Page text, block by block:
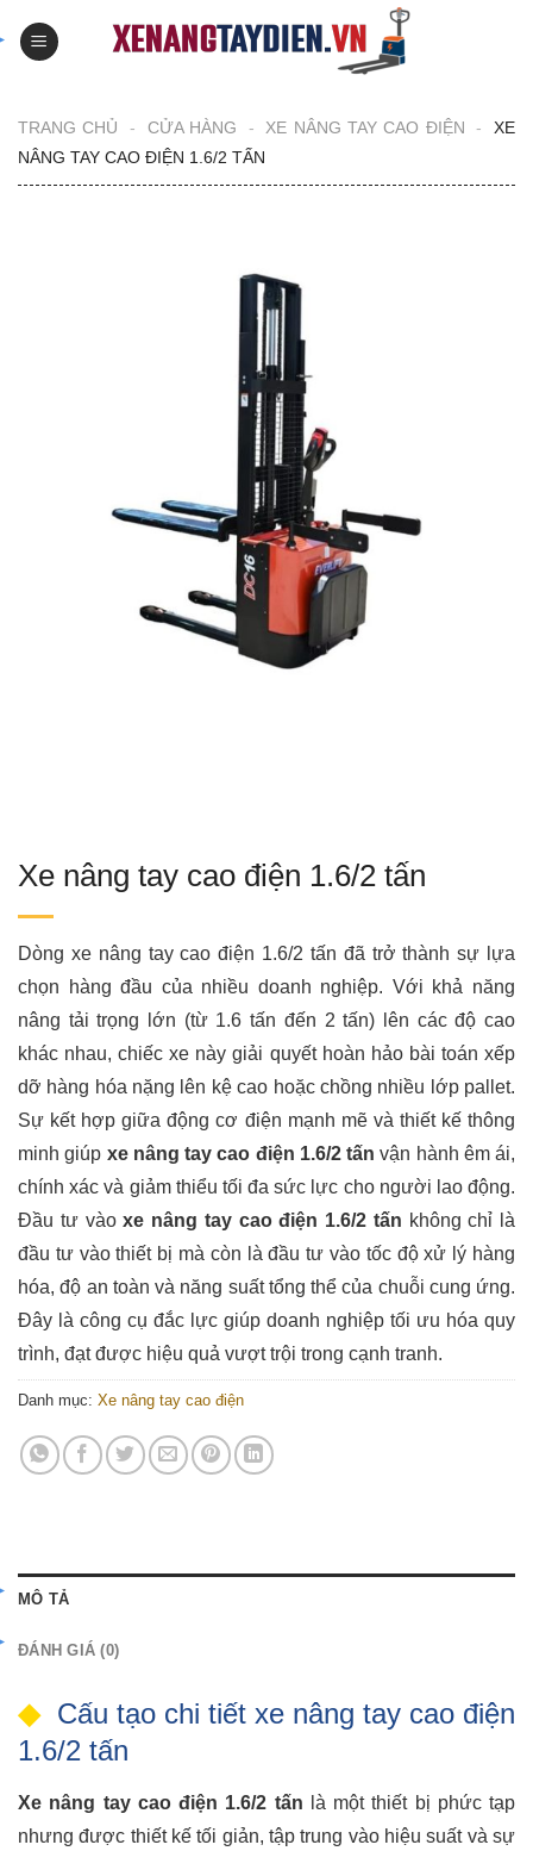
to
TRANG CHỦ - CỬA HÀNG - XE NÂNG TAY CAO ĐIỆN -
XE
NÂNG TAY CAO ĐIỆN 1.6/2 TẤN
Xe nâng tay cao điện 1.6/2 tấn
Dòng xe nâng tay cao điện 1.6/2 tấn đã trở thành sự lựa
chọn hàng đầu của nhiều doanh nghiệp. Với khả năng
nâng tải trọng lớn (từ 1.6 tấn đến 2 tấn) lên các độ cao
khác nhau, chiếc xe này giải quyết hoàn hảo bài toán xếp
dỡ hàng hóa nặng lên kệ cao hoặc chồng nhiều lớp pallet.
Sự kết hợp giữa động cơ điện mạnh mẽ và thiết kế thông
minh giúp xe nâng tay cao điện 1.6/2 tấn vận hành êm ái,
chính xác và giảm thiểu tối đa sức lực cho người lao động.
Đầu tư vàoxe nâng tay cao điện 1.6/2 tấn không chỉ là
đầu tư vào thiết bị mà còn là đầu tư vào tốc độ xử lý hàng
hóa, độ an toàn và năng suất tổng thể của chuỗi cung ứng.
Đây là công cụ đắc lực giúp doanh nghiệp tối ưu hóa quy
trình, đạt được hiệu quả vượt trội trong cạnh tranh.
Danh mục: Xe nâng tay cao điện
MÔ TẢ
ĐÁNH GIÁ (0)
Cấu tạo chi tiết xe nâng tay cao điện
1.6/2 tấn
Xe nâng tay cao điện 1.6/2 tấn là một thiết bị phức tạp
nhưng được thiết kế tối giản, tập trung vào hiệu suất và sự